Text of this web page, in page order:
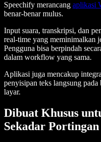
Speechify merancang aplikasi
benar-benar mulus.
Input suara, transkripsi, dan
real-time yang meminimalkan
Pengguna bisa berpindah
dalam workflow yang sama.
Aplikasi juga mencakup
penyisipan teks langsung
layar.
Dibuat Khusus
Sekadar Portingan